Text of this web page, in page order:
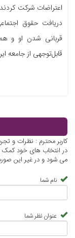
اعتراضات شرکت
دریافت حقوق
قربانی شدن او و
قابل‌توجهی از جامعه
کاربر محترم : نظرات و
در انتخاب های خود کمک
می شود و در غیر این
نام شما
عنوان نظر شما